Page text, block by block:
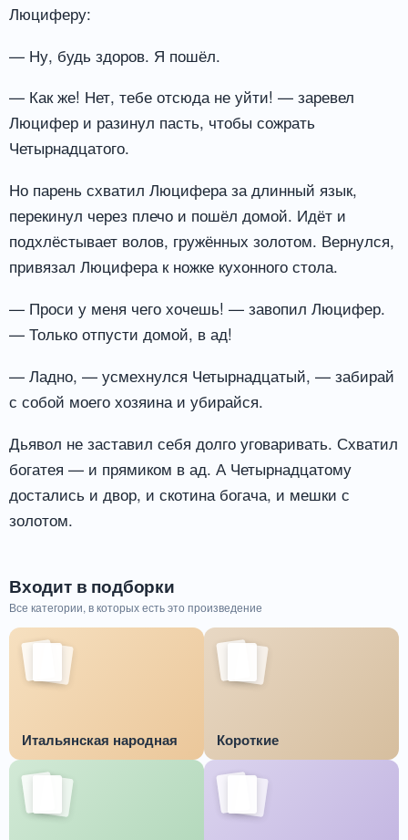
Люциферу:
— Ну, будь здоров. Я пошёл.
— Как же! Нет, тебе отсюда не уйти! — заревел
Люцифер и разинул пасть, чтобы сожрать
Четырнадцатого.
Но парень схватил Люцифера за длинный язык,
перекинул через плечо и пошёл домой. Идёт и
подхлёстывает волов, гружённых золотом. Вернулся,
привязал Люцифера к ножке кухонного стола.
— Проси у меня чего хочешь! — завопил Люцифер.
— Только отпусти домой, в ад!
— Ладно, — усмехнулся Четырнадцатый, — забирай
с собой моего хозяина и убирайся.
Дьявол не заставил себя долго уговаривать. Схватил
богатея — и прямиком в ад. А Четырнадцатому
достались и двор, и скотина богача, и мешки с
золотом.
Входит в подборки
Все категории, в которых есть это произведение
Итальянская народная Короткие